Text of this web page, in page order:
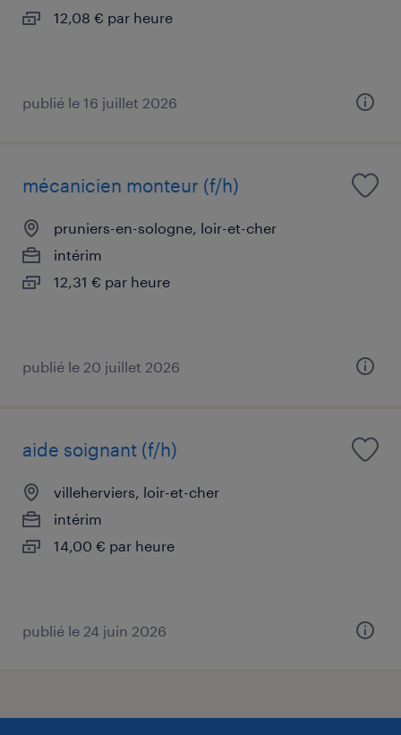
12,08 € par heure
publié le 16 juillet 2026
mécanicien monteur (f/h)
pruniers-en-sologne, loir-et-cher
intérim
12,31 € par heure
publié le 20 juillet 2026
aide soignant (f/h)
villeherviers, loir-et-cher
intérim
14,00 € par heure
publié le 24 juin 2026